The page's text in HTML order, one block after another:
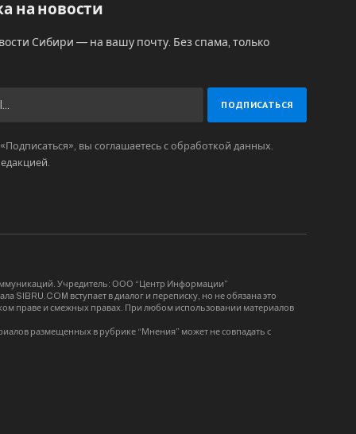
на новости
Сибири — на вашу почту. Без спама, только
вы соглашаетесь с обработкой данных.
.
Учредитель: ООО “Центр Информации”
SIBRU.COM вступает в диалог и переписку, но не обязана это
праве и смежных правах. При любом использовании материалов
размещенных в рубрике “Мнения” может не совпадать с